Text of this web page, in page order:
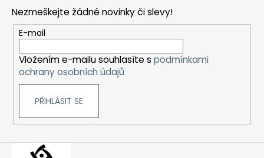
Nezmeškejte žádné novinky či slevy!
E-mail
Vložením e-mailu souhlasíte s podmínkami
ochrany osobních údajů
PŘIHLÁSIT SE